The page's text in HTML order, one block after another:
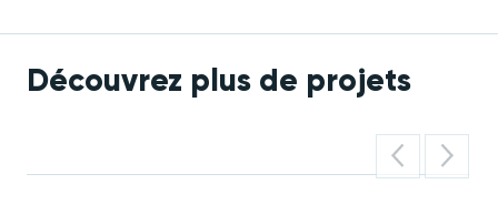
Découvrez plus de projets